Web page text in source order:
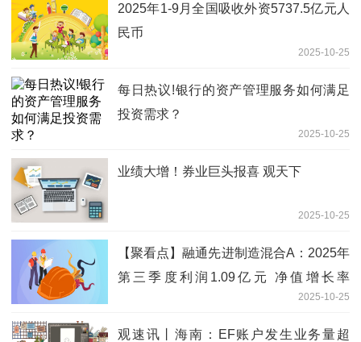
2025年1-9月全国吸收外资5737.5亿元人
民币
2025-10-25
每日热议!银行的资产管理服务如何满足
投资需求？
2025-10-25
业绩大增！券业巨头报喜 观天下
2025-10-25
【聚看点】融通先进制造混合A：2025年
第三季度利润1.09亿元 净值增长率
2025-10-25
观速讯丨海南：EF账户发生业务量超